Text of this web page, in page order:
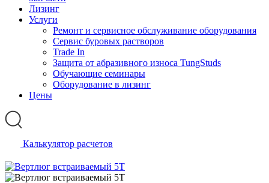
Лизинг
Услуги
Ремонт и сервисное обслуживание оборудования
Сервис буровых растворов
Trade In
Защита от абразивного износа TungStuds
Обучающие семинары
Оборудование в лизинг
Цены
Калькулятор расчетов